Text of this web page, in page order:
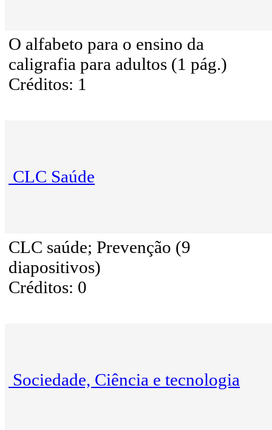
O alfabeto para o ensino da
caligrafia para adultos (1 pág.)
Créditos: 1
CLC Saúde
CLC saúde; Prevenção (9
diapositivos)
Créditos: 0
Sociedade, Ciência e tecnologia